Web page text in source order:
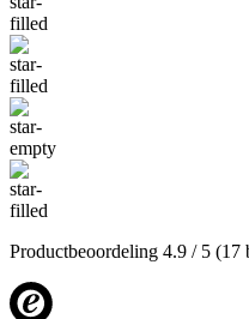
Productbeoordeling 4.9 / 5 (17